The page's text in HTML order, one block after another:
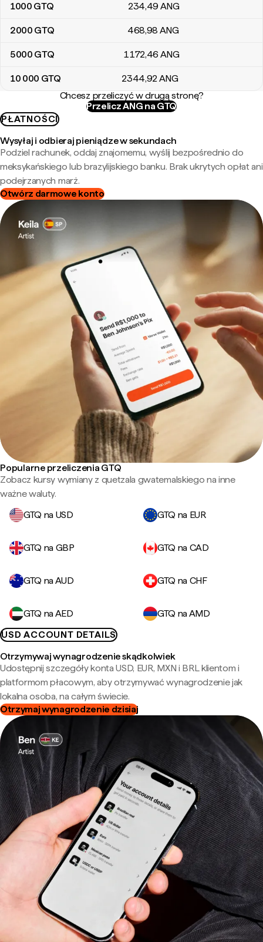
1000 GTQ 234,49 ANG
2000 GTQ 468,98 ANG
5000 GTQ 1172,46 ANG
10 000 GTQ 2344,92ANG
Chcesz przeliczyć w drugą stronę?
Przelicz ANG na GTQ
PŁATNOŚCI
Wysyłaj i odbieraj pieniądze w sekundach
Podziel rachunek, oddaj znajomemu, wyślij bezpośrednio do
meksykańskiego lub brazylijskiego banku. Brak ukrytych opłat ani
podejrzanych marż.
Otwórz darmowe konto
Popularne przeliczenia GTQ
Zobacz kursy wymiany z quetzala gwatemalskiego na inne
ważne waluty.
GTQ na USD
GTQ na EUR
GTQ na GBP GTQ na CAD
GTQ na AUD GTQ na CHF
GTQ na AED
GTQ na AMD
USD ACCOUNT DETAILS
Otrzymywaj wynagrodzenie skądkolwiek
Udostępnij szczegóły konta USD, EUR, MXN i BRL klientom i
platformom płacowym, aby otrzymywać wynagrodzenie jak
lokalna osoba, na całym świecie.
Otrzymaj wynagrodzenie dzisiaj